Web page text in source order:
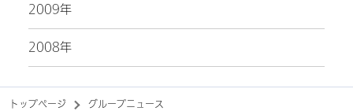
2009年
2008年
トップページ グループニュース